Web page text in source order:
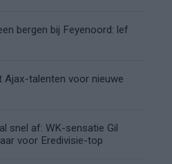
bergen bij Feyenoord: lef
Ajax-talenten voor nieuwe
snel af: WK-sensatie Gil
voor Eredivisie-top